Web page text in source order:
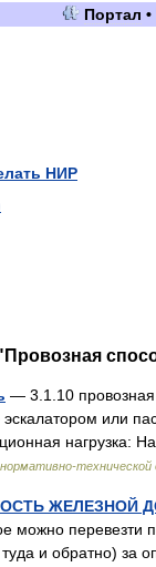
Портал •
НИР
— 3.1.10 провозная
или
нагрузка:
технической
ЖЕЛЕЗНОЙ
можно
и обратно) за